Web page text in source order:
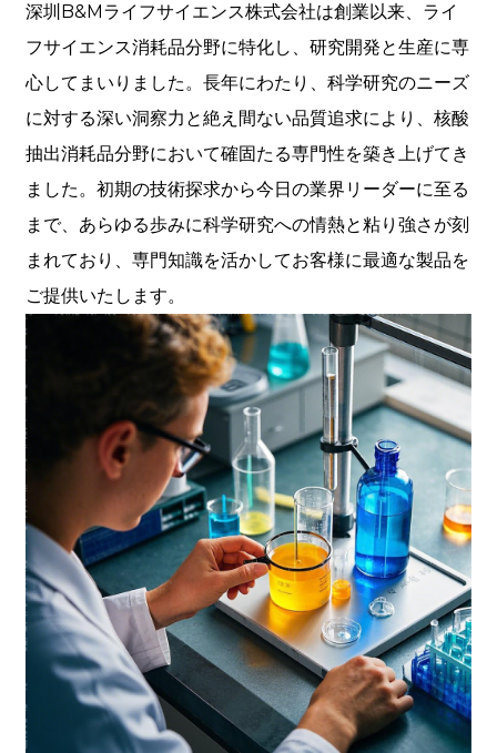
深圳B&Mライフサイエンス株式会社は創業以来、ライ
フサイエンス消耗品分野に特化し、研究開発と生産に専
心してまいりました。長年にわたり、科学研究のニーズ
に対する深い洞察力と絶え間ない品質追求により、核酸
抽出消耗品分野において確固たる専門性を築き上げてき
ました。初期の技術探求から今日の業界リーダーに至る
まで、あらゆる歩みに科学研究への情熱と粘り強さが刻
まれており、専門知識を活かしてお客様に最適な製品を
ご提供いたします。